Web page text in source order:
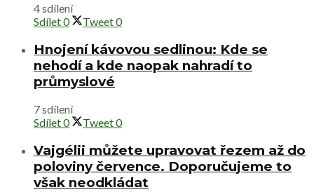
4 sdílení
Sdílet0 Tweet0
Hnojení kávovou sedlinou: Kde se
nehodí a kde naopak nahradí to
průmyslové
7 sdílení
Sdílet0 Tweet0
Vajgélii můžete upravovat řezem až do
poloviny července. Doporučujeme to
však neodkládat